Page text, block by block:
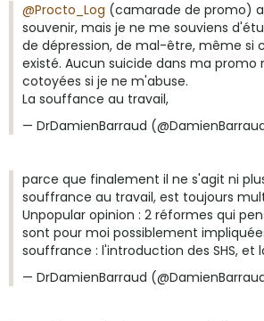
@Procto_Log (camarade de promo)
souvenir, mais je ne me souviens
de dépression, de mal-être, même si
existé. Aucun suicide dans ma promo
cotoyées si je ne m'abuse.
La souffance au travail,
— DrDamienBarraud
parce que finalement il ne s'agit ni
souffrance au travail, est toujours
Unpopular opinion : 2 réformes qui
sont pour moi possiblement
souffrance : l'introduction des SHS, et
— DrDamienBarraud